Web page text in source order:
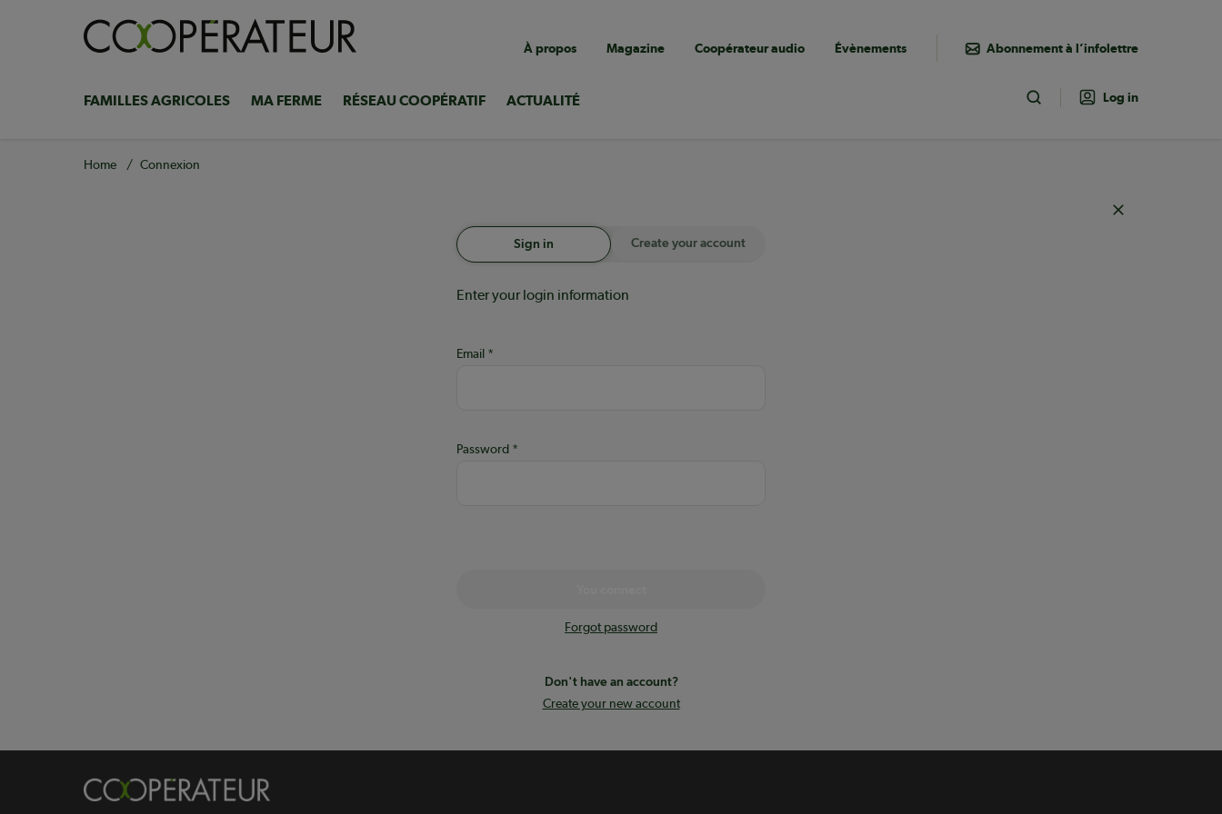
Navigation
utilitaire
À propos Magazine Coopérateur audio Évènements Abonnement à l’infolettre
Navigation
principale
FAMILLES AGRICOLES MA FERME RÉSEAU COOPÉRATIF ACTUALITÉ Toggle Search
Log in
Breadcrumb
Home Connexion
Sign in Create your account
Enter your login information
Email
Password
Forgot password
Don't have an account?
Create your new account